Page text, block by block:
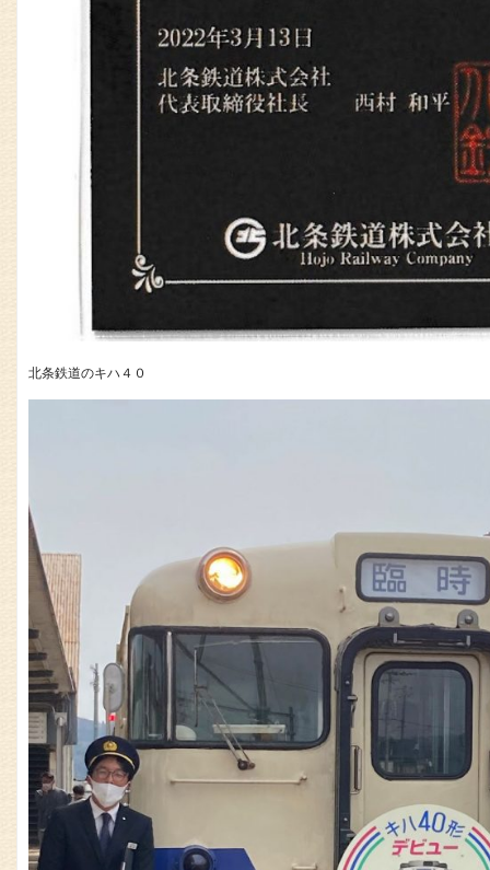
北条鉄道のキハ４０